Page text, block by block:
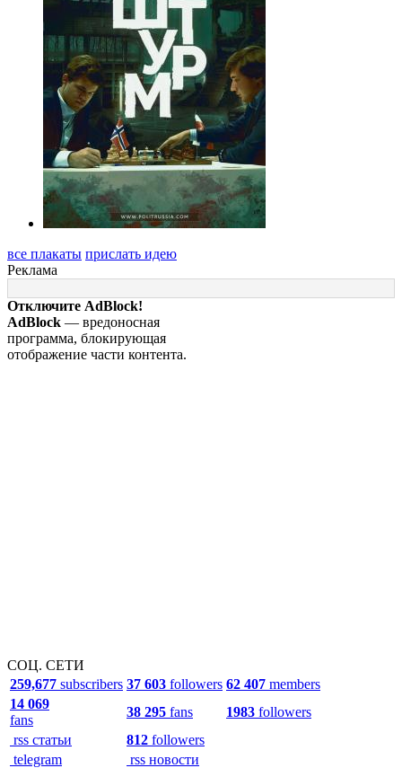
все плакаты прислать идею
Реклама
Отключите AdBlock!
AdBlock — вредоносная
программа, блокирующая
отображение части контента.
СОЦ. СЕТИ
259,677 subscribers 37 603 followers 62 407 members
14 069
fans
38 295 fans 1983 followers
rss статьи
812 followers
telegram
rss новости